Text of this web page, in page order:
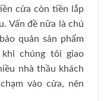
cửa còn tiền lắp
Vấn đề nữa là chú
quản sản phẩm
chúng tôi giao
nhà thầu khách
vào cửa, nên